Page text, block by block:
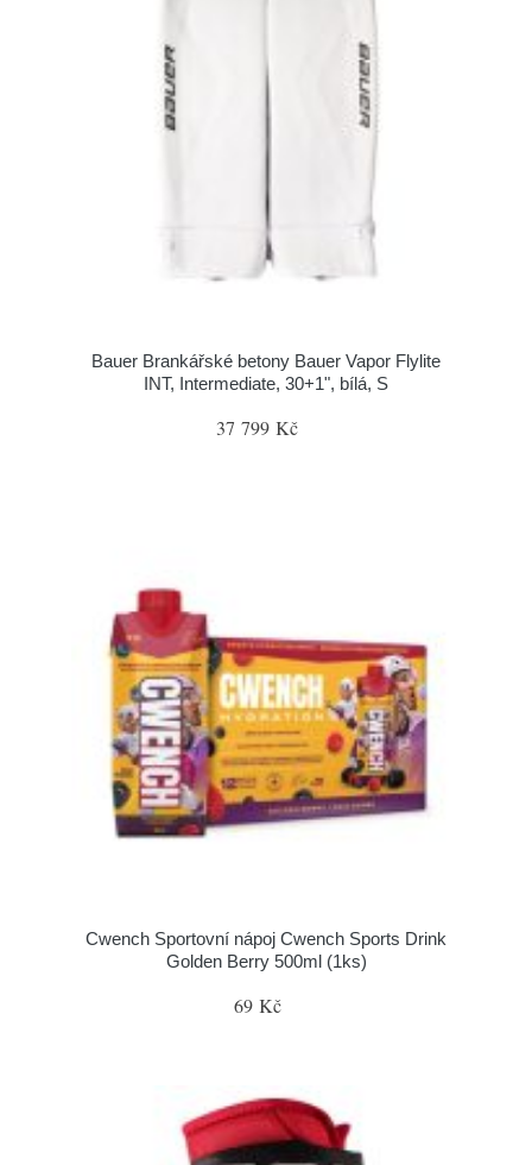
Bauer Brankářské betony Bauer Vapor Flylite
INT, Intermediate, 30+1", bílá, S
37 799 Kč
Cwench Sportovní nápoj Cwench Sports Drink
Golden Berry 500ml (1ks)
69 Kč